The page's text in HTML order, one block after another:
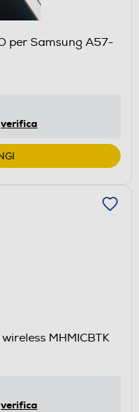
per Samsung A57-
verifica
MHMICBTK
verifica